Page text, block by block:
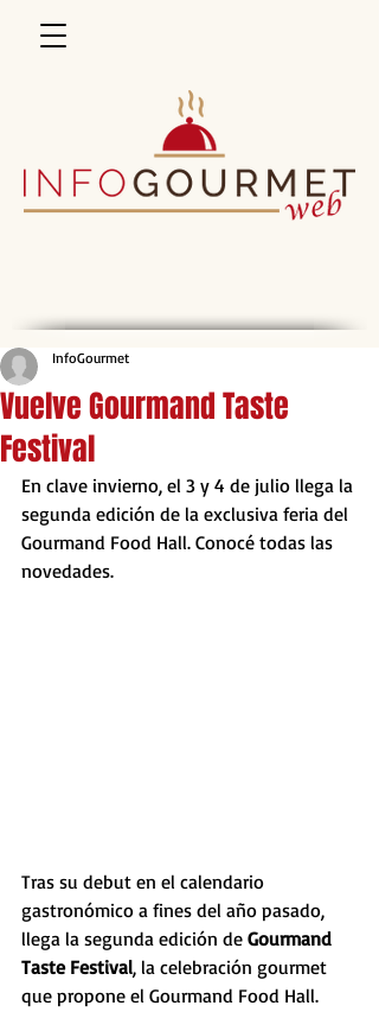
Vuelve Gourmand Taste
Festival
InfoGourmet
En clave invierno, el 3 y 4 de julio llega la
segunda edición de la exclusiva feria del
Gourmand Food Hall. Conocé todas las
novedades.
Tras su debut en el calendario
gastronómico a fines del año pasado,
llega la segunda edición de Gourmand
Taste Festival, la celebración gourmet
que propone el Gourmand Food Hall.